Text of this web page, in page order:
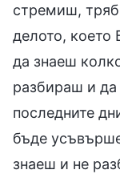
стремиш,
делото, което
да знаеш
разбираш и да
последните
бъде
знаеш и не